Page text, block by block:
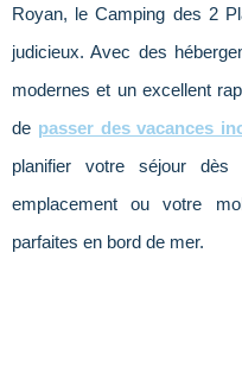
Royan, le Camping des 2
judicieux. Avec des
modernes et un excellent
de passer des vacances
planifier votre séjour dès
emplacement ou votre
parfaites en bord de mer.